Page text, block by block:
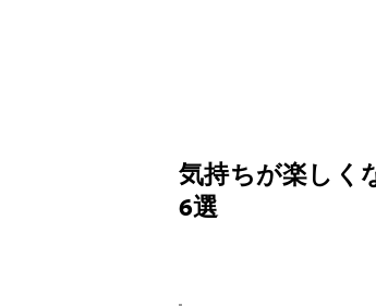
気持ちが楽しく
6選